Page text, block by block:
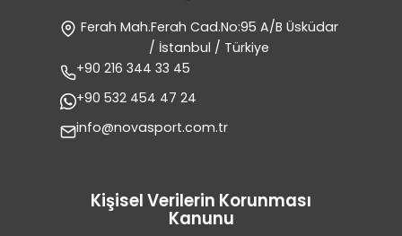
Ferah Mah.Ferah Cad.No:95 A/B Üsküdar
/ İstanbul / Türkiye
+90 216 344 33 45
+90 532 454 47 24
info@novasport.com.tr
Kişisel Verilerin Korunması
Kanunu